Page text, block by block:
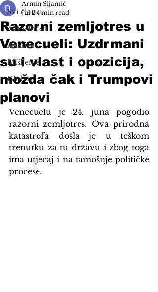
Svi članci
Aktuelnosti
Analize
Mišljenje
Globus
Razorni zemljotres u
Venecueli: Uzdrmani
su i vlast i opozicija,
možda čak i Trumpovi
planovi
Armin Sijamić
Jul 2 4 min read
Venecuelu je 24. juna pogodio
razorni zemljotres. Ova prirodna
katastrofa došla je u teškom
trenutku za tu državu i zbog toga
ima utjecaj i na tamošnje političke
procese.